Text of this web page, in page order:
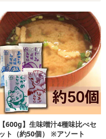
【600g】生味噌汁4種味比べセ
ット（約50個） ※アソート